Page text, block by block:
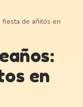
fiesta de añitos en
en